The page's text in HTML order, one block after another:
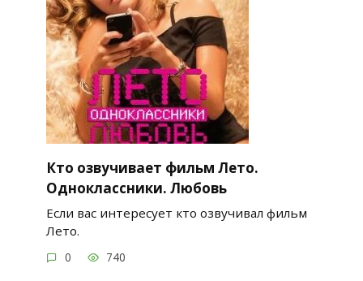
Кто озвучивает фильм Лето.
Одноклассники. Любовь
Если вас интересует кто озвучивал фильм
Лето.
0 740